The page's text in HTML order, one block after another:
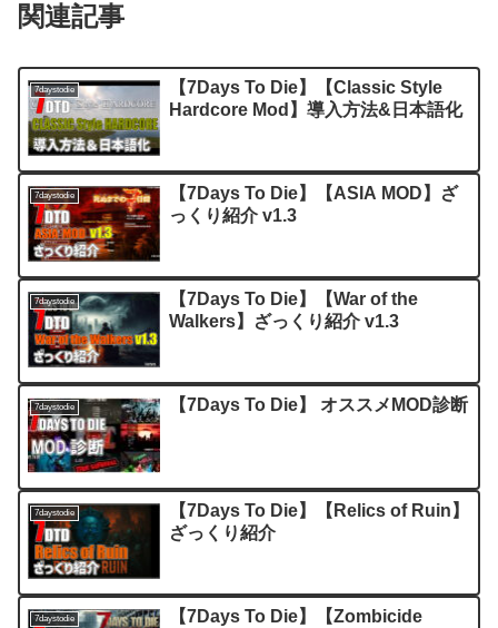
関連記事
7daystodie
【7Days To Die】【Classic Style
Hardcore Mod】導入方法&日本語化
7daystodie
【7Days To Die】【ASIA MOD】ざ
っくり紹介 v1.3
7daystodie
【7Days To Die】【War of the
Walkers】ざっくり紹介 v1.3
7daystodie 【7Days To Die】 オススメMOD診断
7daystodie
【7Days To Die】【Relics of Ruin】
ざっくり紹介
7daystodie
【7Days To Die】【Zombicide